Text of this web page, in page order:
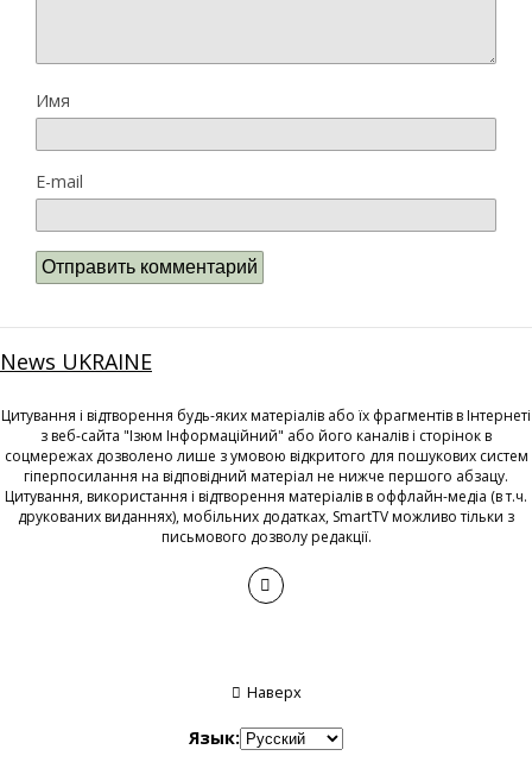
Имя
E-mail
News UKRAINE
Цитування і відтворення будь-яких матеріалів або їх фрагментів в Інтернеті
з веб-сайта "Ізюм Інформаційний" або його каналів і сторінок в
соцмережах дозволено лише з умовою відкритого для пошукових систем
гіперпосилання на відповідний матеріал не нижче першого абзацу.
Цитування, використання і відтворення матеріалів в оффлайн-медіа (в т.ч.
друкованих виданнях), мобільних додатках, SmartTV можливо тільки з
письмового дозволу редакції.
Наверх
Язык: